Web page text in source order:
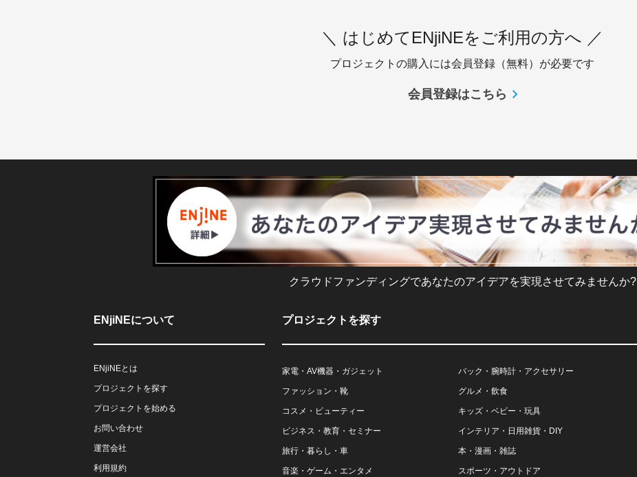
＼ はじめてENjiNEをご利用の方へ ／
プロジェクトの購入には会員登録（無料）が必要です
会員登録はこちら
クラウドファンディングであなたのアイデアを実現させてみませんか?
ENjiNEについて
ENjiNEとは
プロジェクトを探す
プロジェクトを始める
お問い合わせ
運営会社
利用規約
プロジェクトを探す
家電・AV機器・ガジェット バック・腕時計・アクセサリー
ファッション・靴 グルメ・飲食
コスメ・ビューティー キッズ・ベビー・玩具
ビジネス・教育・セミナー インテリア・日用雑貨・DIY
旅行・暮らし・車 本・漫画・雑誌
音楽・ゲーム・エンタメ スポーツ・アウトドア